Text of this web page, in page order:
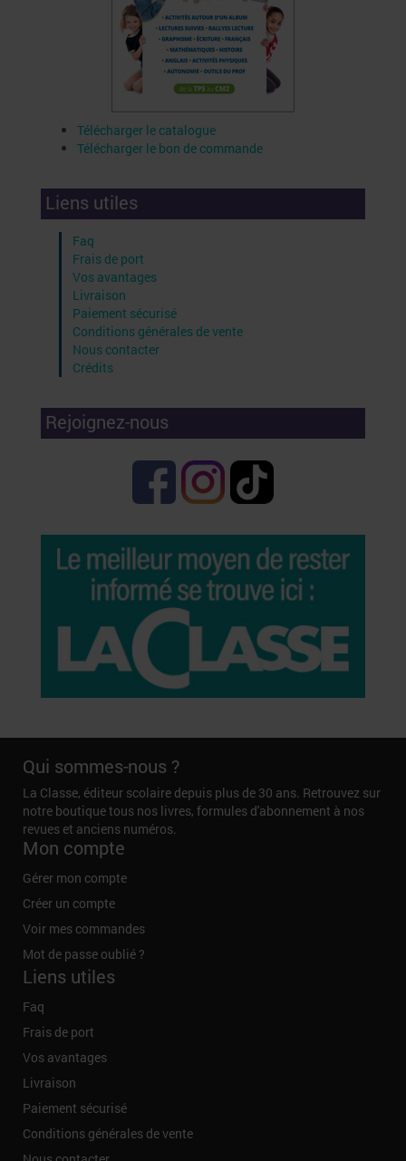
Télécharger le catalogue
Télécharger le bon de commande
Liens utiles
Faq
Frais de port
Vos avantages
Livraison
Paiement sécurisé
Conditions générales de vente
Nous contacter
Crédits
Rejoignez-nous
Qui sommes-nous ?
La Classe, éditeur scolaire depuis plus de 30 ans. Retrouvez sur
notre boutique tous nos livres, formules d'abonnement à nos
revues et anciens numéros.
Mon compte
Gérer mon compte
Créer un compte
Voir mes commandes
Mot de passe oublié ?
Liens utiles
Faq
Frais de port
Vos avantages
Livraison
Paiement sécurisé
Conditions générales de vente